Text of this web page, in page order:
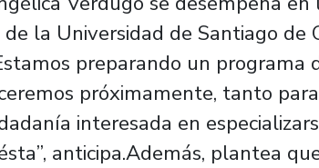
de la Universidad de Santiago de
preparando un programa
próximamente, tanto
interesada en
anticipa.Además, plantea